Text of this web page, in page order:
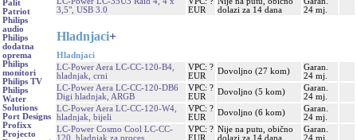
Palit
Patriot
Philips
audio
Philips
dodatna
oprema
Philips
monitori
Philips TV
Philips
Water
Solutions
Port Designs
Profixx
Projecto
3,5", USB 3.0
EUR
dolazi za 14 dana
24 mj.
Hladnjaci+
Hladnjaci
LC-Power Aera LC-CC-120-B4,
hladnjak, crni
VPC: ?
EUR
Dovoljno (27 kom)
Garan.
24 mj.
LC-Power Aera LC-CC-120-DB6
Digi hladnjak, ARGB
VPC: ?
EUR
Dovoljno (5 kom)
Garan.
24 mj.
LC-Power Aera LC-CC-120-W4,
hladnjak, bijeli
VPC: ?
EUR
Dovoljno (6 kom)
Garan.
24 mj.
LC-Power Cosmo Cool LC-CC-
120, hladnjak za proces.
VPC: ?
EUR
Nije na putu, obično
dolazi za 14 dana
Garan.
24 mj.